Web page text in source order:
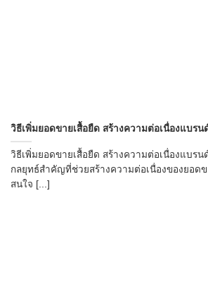
วิธีเพิ่มยอดขายเสื้อยืด สร้างความต่อเนื่องแบร
วิธีเพิ่มยอดขายเสื้อยืด สร้างความต่อเนื่องแบร
กลยุทธ์สำคัญที่ช่วยสร้างความต่อเนื่องของยอด
สนใจ [...]